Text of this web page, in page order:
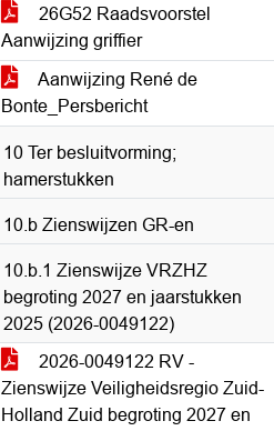
26G52 Raadsvoorstel
Aanwijzing griffier
Aanwijzing René de
Bonte_Persbericht
10 Ter besluitvorming;
hamerstukken
10.b Zienswijzen GR-en
10.b.1 Zienswijze VRZHZ
begroting 2027 en jaarstukken
2025 (2026-0049122)
2026-0049122 RV -
Zienswijze Veiligheidsregio Zuid-
Holland Zuid begroting 2027 en